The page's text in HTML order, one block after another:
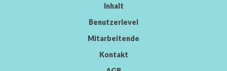
Inhalt
Benutzerlevel
Mitarbeitende
Kontakt